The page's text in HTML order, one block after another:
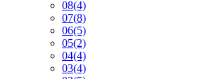
08(4)
07(8)
06(5)
05(2)
04(4)
03(4)